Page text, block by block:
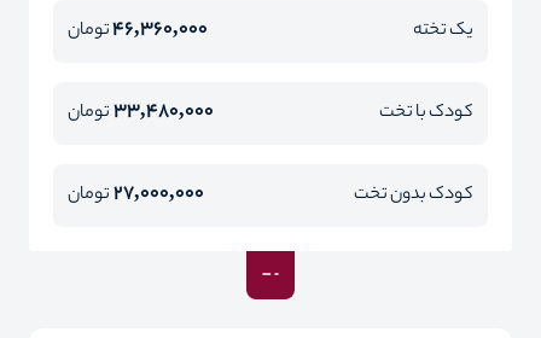
یک تخته 46,360,000تومان
کودک با تخت 33,480,000تومان
کودک بدون تخت 27,000,000تومان